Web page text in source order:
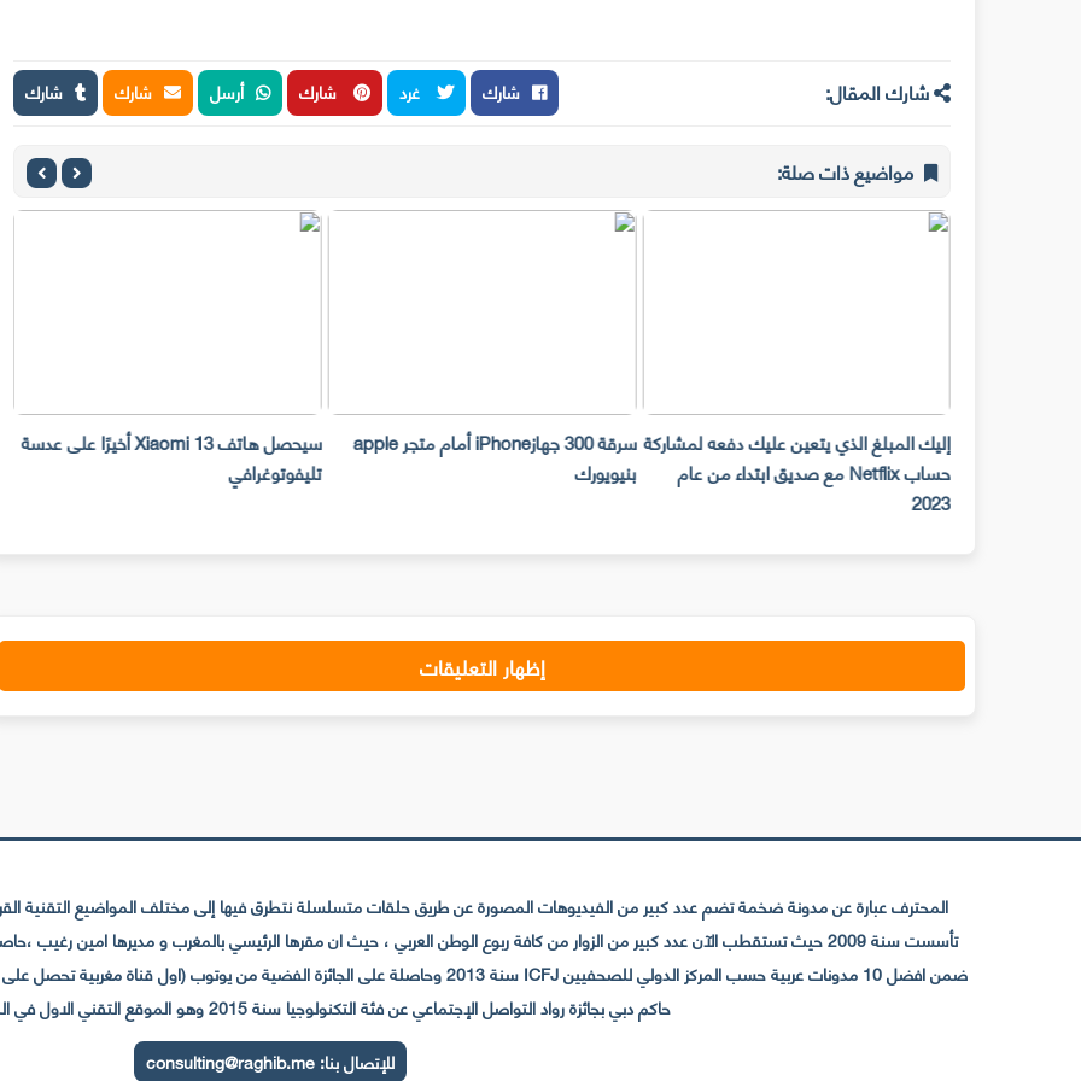
شارك المقال: شارك غرد شارك أرسل شارك شارك
مواضيع ذات صلة:
إليك المبلغ الذي يتعين عليك دفعه لمشاركة
حساب Netflix مع صديق ابتداء من عام
2023
سرقة 300 جهازiPhone أمام متجر apple
بنيويورك
سيحصل هاتف Xiaomi 13 أخيرًا على عدسة
تليفوتوغرافي
إظهار التعليقات
المحترف عبارة عن مدونة ضخمة تضم عدد كبير من الفيديوهات المصورة عن طريق حلقات متسلسلة نتطرق فيها إلى مختلف المواضيع التقنية
حاكم دبي بجائزة رواد التواصل الإجتماعي عن فئة التكنولوجيا سنة 2015 وهو الموقع التقني الاول في المغرب والعالم العربي
للإتصال بنا:consulting@raghib.me